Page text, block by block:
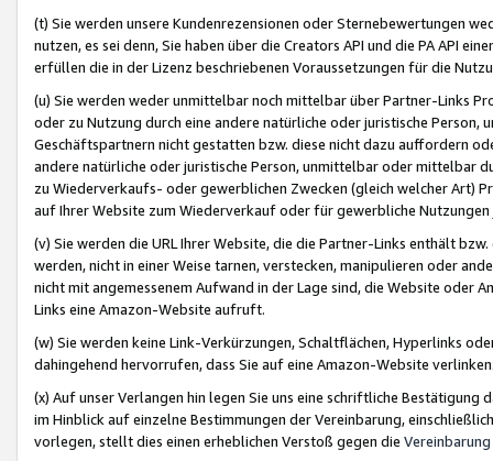
(t) Sie werden unsere Kundenrezensionen oder Sternebewertungen
nutzen, es sei denn, Sie haben über die Creators API und die PA API
erfüllen die in der Lizenz beschriebenen Voraussetzungen für die
(u) Sie werden weder unmittelbar noch mittelbar über Partner-Links
oder zu Nutzung durch eine andere natürliche oder juristische
Geschäftspartnern nicht gestatten bzw. diese nicht dazu auffordern
andere natürliche oder juristische Person, unmittelbar oder mittelbar
zu Wiederverkaufs- oder gewerblichen Zwecken (gleich welcher Art)
auf Ihrer Website zum Wiederverkauf oder für gewerbliche
(v) Sie werden die URL Ihrer Website, die die Partner-Links enthält
werden, nicht in einer Weise tarnen, verstecken, manipulieren oder
nicht mit angemessenem Aufwand in der Lage sind, die Website oder
Links eine Amazon-Website aufruft.
(w) Sie werden keine Link-Verkürzungen, Schaltflächen, Hyperlinks
dahingehend hervorrufen, dass Sie auf eine Amazon-Website
(x) Auf unser Verlangen hin legen Sie uns eine schriftliche
im Hinblick auf einzelne Bestimmungen der Vereinbarung,
vorlegen, stellt dies einen erheblichen Verstoß gegen die Vereinbarung